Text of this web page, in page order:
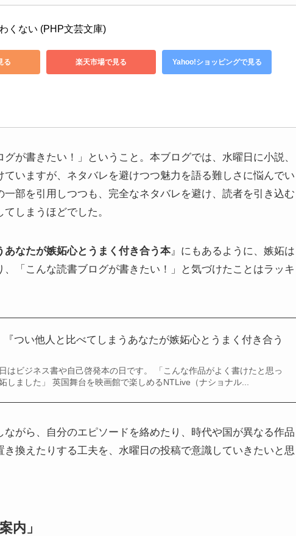
くない (PHP文芸文庫)
る 楽天市場で見る Yahoo!ショッピングで見る
が書きたい！」ということ。本ブログでは、水曜日に小説、
いますが、ネタバレを避けつつ魅力を語る難しさに悩んでい
部を引用しつつも、完全なネタバレを避け、読者を引き込む
しまうほどでした。
あなたが嫉妬心とうまく付き合う本』にもあるように、嫉妬は
「こんな読書ブログが書きたい！」と気づけたことはラッキ
『つい他人と比べてしまうあなたが嫉妬心とうまく付き合う
はビジネス書や自己啓発本の日です。 「こんな作品がよく書けたと思っ
しました」 英国舞台を映画館で楽しめるNTLive（ナショナル...
がら、自分のエピソードを絡めたり、時代や国が異なる作品
換えたりする工夫を、水曜日の投稿で意識していきたいと思
内」